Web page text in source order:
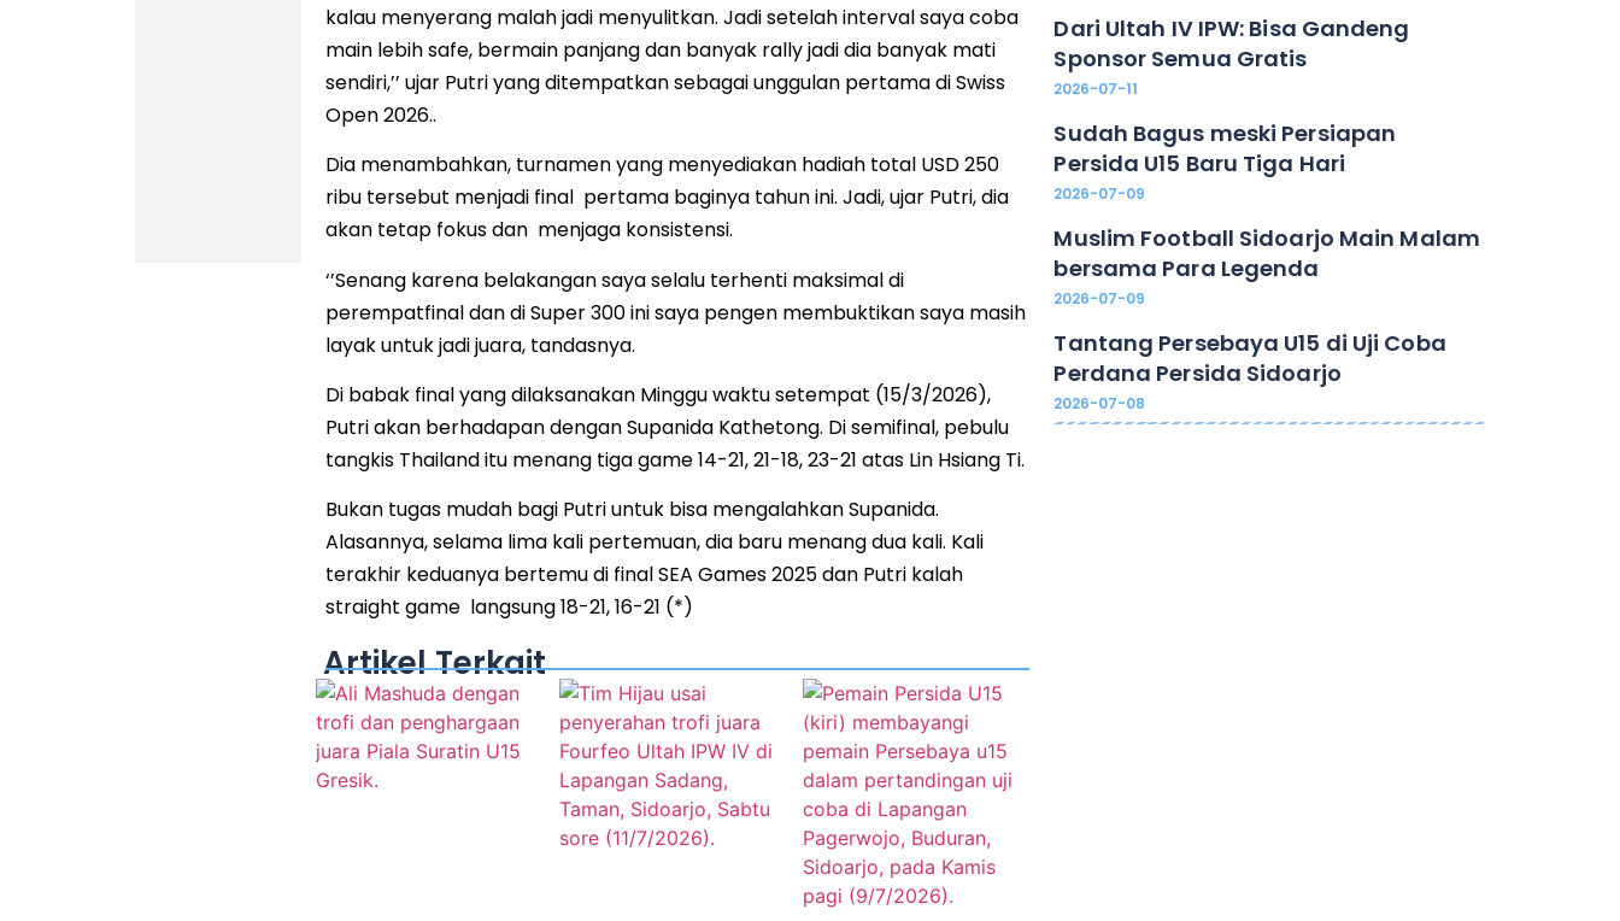
kalau menyerang malah jadi menyulitkan. Jadi setelah interval saya coba
main lebih safe, bermain panjang dan banyak rally jadi dia banyak mati
sendiri,’’ ujar Putri yang ditempatkan sebagai unggulan pertama di Swiss
Open 2026..
Dia menambahkan, turnamen yang menyediakan hadiah total USD 250
ribu tersebut menjadi final pertama baginya tahun ini. Jadi, ujar Putri, dia
akan tetap fokus dan menjaga konsistensi.
‘’Senang karena belakangan saya selalu terhenti maksimal di
perempatfinal dan di Super 300 ini saya pengen membuktikan saya masih
layak untuk jadi juara, tandasnya.
Di babak final yang dilaksanakan Minggu waktu setempat (15/3/2026),
Putri akan berhadapan dengan Supanida Kathetong. Di semifinal, pebulu
tangkis Thailand itu menang tiga game 14-21, 21-18, 23-21 atas Lin Hsiang Ti.
Bukan tugas mudah bagi Putri untuk bisa mengalahkan Supanida.
Alasannya, selama lima kali pertemuan, dia baru menang dua kali. Kali
terakhir keduanya bertemu di final SEA Games 2025 dan Putri kalah
straight game langsung 18-21, 16-21 (*)
Artikel Terkait
Dari Ultah IV IPW: Bisa Gandeng
Sponsor Semua Gratis
2026-07-11
Sudah Bagus meski Persiapan
Persida U15 Baru Tiga Hari
2026-07-09
Muslim Football Sidoarjo Main Malam
bersama Para Legenda
2026-07-09
Tantang Persebaya U15 di Uji Coba
Perdana Persida Sidoarjo
2026-07-08